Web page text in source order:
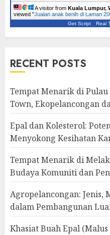
A visitor from Kuala Lumpur,
viewed "Jualan anak benih di Laman
Get Script Real
RECENT POSTS
Tempat Menarik di
Town, Ekopelancongan
Epal dan Kolesterol:
Menyokong Kesihatan
Tempat Menarik di
Budaya Komuniti dan
Agropelancongan: Jenis,
dalam Pembangunan
Khasiat Buah Epal